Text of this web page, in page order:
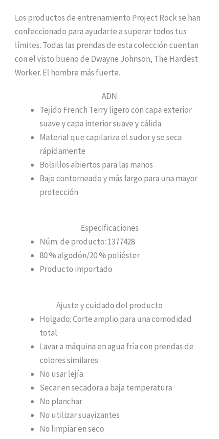
Los productos de entrenamiento Project Rock se han
confeccionado para ayudarte a superar todos tus
límites. Todas las prendas de esta colección cuentan
con el visto bueno de Dwayne Johnson, The Hardest
Worker. El hombre más fuerte.
ADN
Tejido French Terry ligero con capa exterior
suave y capa interior suave y cálida
Material que capilariza el sudor y se seca
rápidamente
Bolsillos abiertos para las manos
Bajo contorneado y más largo para una mayor
protección
Especificaciones
Núm. de producto: 1377428
80 % algodón/20 % poliéster
Producto importado
Ajuste y cuidado del producto
Holgado:Corte amplio para una comodidad
total.
Lavar a máquina en agua fría con prendas de
colores similares
No usar lejía
Secar en secadora a baja temperatura
No planchar
No utilizar suavizantes
No limpiar en seco